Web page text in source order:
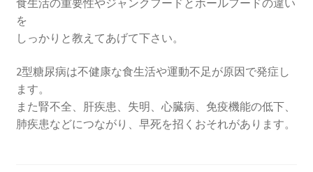
食生活の重要性やジャンクフードとホールフードの違い
を
しっかりと教えてあげて下さい。
2型糖尿病は不健康な食生活や運動不足が原因で発症し
ます。
また腎不全、肝疾患、失明、心臓病、免疫機能の低下、
肺疾患などにつながり、早死を招くおそれがあります。